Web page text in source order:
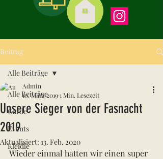
Beitrag
Alle Beiträge
Garde
Events
Kleidle
Alle Beiträge
Unsere Sieger von der Fasnacht
2019
Admin
10. März 20191 Min. Lesezeit
Aktualisiert: 13. Feb. 2020
Wieder einmal hatten wir einen super